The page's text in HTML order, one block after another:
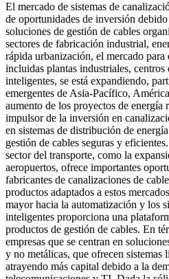
El mercado de sistemas de
de oportunidades de inversión
soluciones de gestión de cables
sectores de fabricación industrial,
rápida urbanización, el mercado
incluidas plantas industriales, centros
inteligentes, se está expandiendo,
emergentes de Asia-Pacífico,
aumento de los proyectos de energía
impulsor de la inversión en
en sistemas de distribución de
gestión de cables seguras y
sector del transporte, como la
aeropuertos, ofrece importantes
fabricantes de canalizaciones de
productos adaptados a estos
mayor hacia la automatización y los
inteligentes proporciona una
productos de gestión de cables. En
empresas que se centran en
y no metálicas, que ofrecen sistemas
atrayendo más capital debido a la